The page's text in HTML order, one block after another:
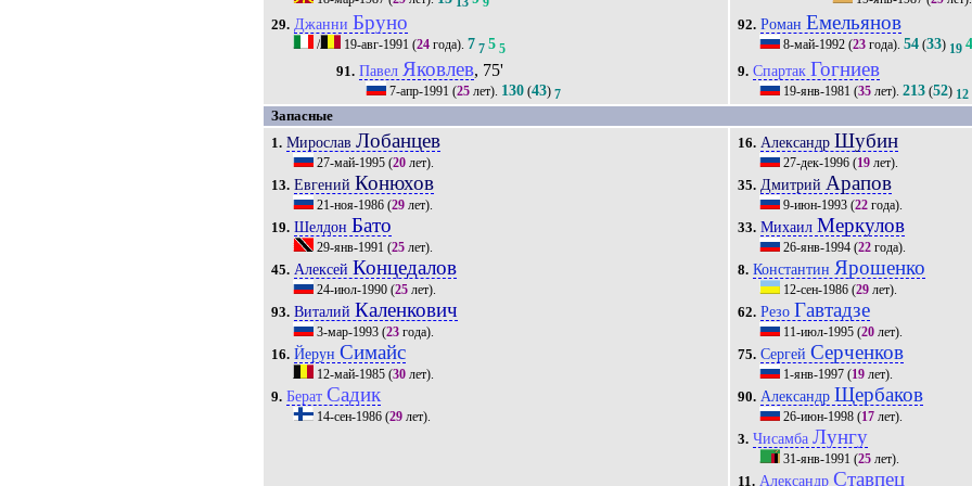
29. ДжанниБруно
/ 19-авг-1991 (24 года).7 7 5 5
91. Павел Яковлев, 75'
7-апр-1991 (25лет). 130(43) 7
92. РоманЕмельянов
8-май-1992 (23 года).54 (33) 19
9. Спартак Гогниев
19-янв-1981 (35 лет).213 (52) 12
Запасные
1. МирославЛобанцев
27-май-1995 (20 лет).
13. Евгений Конюхов
21-ноя-1986 (29 лет).
19. Шелдон Бато
29-янв-1991 (25 лет).
45. Алексей Концедалов
24-июл-1990 (25 лет).
93. Виталий Каленкович
3-мар-1993 (23 года).
16. ЙерунСимайс
12-май-1985 (30 лет).
9. БератСадик
14-сен-1986 (29 лет).
16. Александр Шубин
27-дек-1996 (19 лет).
35. Дмитрий Арапов
9-июн-1993 (22 года).
33. Михаил Меркулов
26-янв-1994 (22 года).
8. Константин Ярошенко
12-сен-1986 (29 лет).
62. Резо Гавтадзе
11-июл-1995 (20 лет).
75. СергейСерченков
1-янв-1997 (19 лет).
90. Александр Щербаков
26-июн-1998 (17 лет).
3. ЧисамбаЛунгу
31-янв-1991 (25 лет).
11. АлександрСтавпец